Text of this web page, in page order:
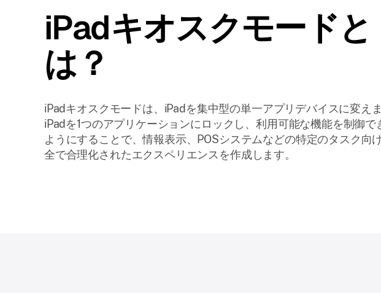
iPadキオスクモードと
は？
iPadキオスクモードは、iPadを集中型の単一アプリデバイスに変えま
iPadを1つのアプリケーションにロックし、利用可能な機能を制御で
ようにすることで、情報表示、POSシステムなどの特定のタスク向
全で合理化されたエクスペリエンスを作成します。